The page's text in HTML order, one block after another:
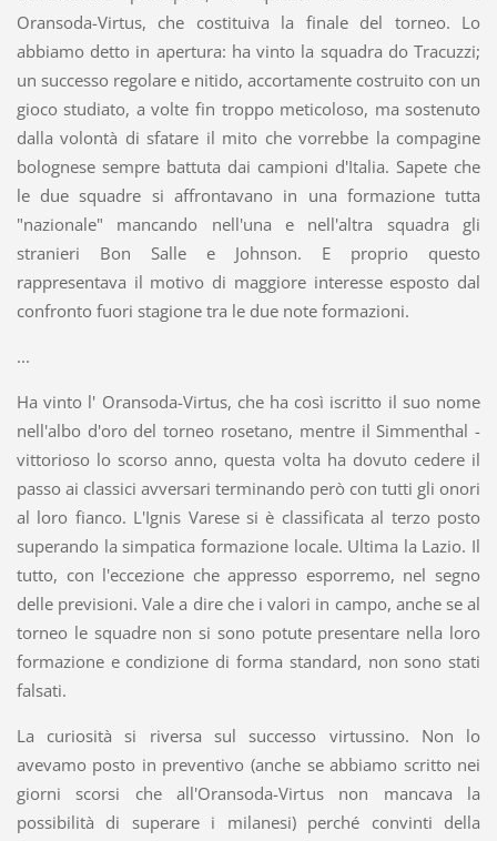
Oransoda-Virtus, che costituiva la finale del torneo. Lo
abbiamo detto in apertura: ha vinto la squadra do Tracuzzi;
un successo regolare e nitido, accortamente costruito con un
gioco studiato, a volte fin troppo meticoloso, ma sostenuto
dalla volontà di sfatare il mito che vorrebbe la compagine
bolognese sempre battuta dai campioni d'Italia. Sapete che
le due squadre si affrontavano in una formazione tutta
"nazionale" mancando nell'una e nell'altra squadra gli
stranieri Bon Salle e Johnson. E proprio questo
rappresentava il motivo di maggiore interesse esposto dal
confronto fuori stagione tra le due note formazioni.
...
Ha vinto l' Oransoda-Virtus, che ha così iscritto il suo nome
nell'albo d'oro del torneo rosetano, mentre il Simmenthal -
vittorioso lo scorso anno, questa volta ha dovuto cedere il
passo ai classici avversari terminando però con tutti gli onori
al loro fianco. L'Ignis Varese si è classificata al terzo posto
superando la simpatica formazione locale. Ultima la Lazio. Il
tutto, con l'eccezione che appresso esporremo, nel segno
delle previsioni. Vale a dire che i valori in campo, anche se al
torneo le squadre non si sono potute presentare nella loro
formazione e condizione di forma standard, non sono stati
falsati.
La curiosità si riversa sul successo virtussino. Non lo
avevamo posto in preventivo (anche se abbiamo scritto nei
giorni scorsi che all'Oransoda-Virtus non mancava la
possibilità di superare i milanesi) perché convinti della